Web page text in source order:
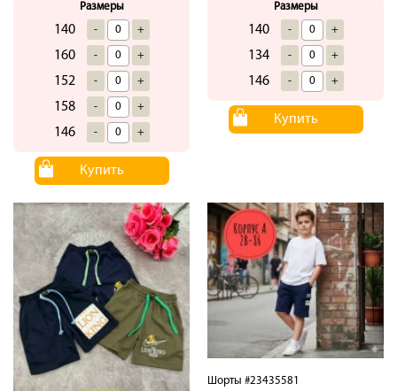
Размеры
140 - +
160 - +
152 - +
158 - +
146 - +
Купить
Размеры
140 - +
134 - +
146 - +
Купить
Шорты #23435581